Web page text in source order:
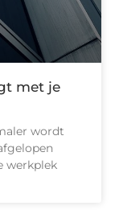
met je
wordt
werkplek